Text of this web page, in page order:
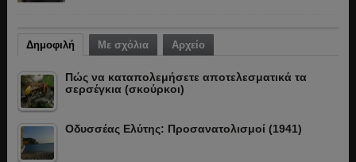
Δημοφιλή Με σχόλια Αρχείο
Πώς να καταπολεμήσετε αποτελεσματικά τα
σερσέγκια (σκούρκοι)
Οδυσσέας Ελύτης: Προσανατολισμοί (1941)